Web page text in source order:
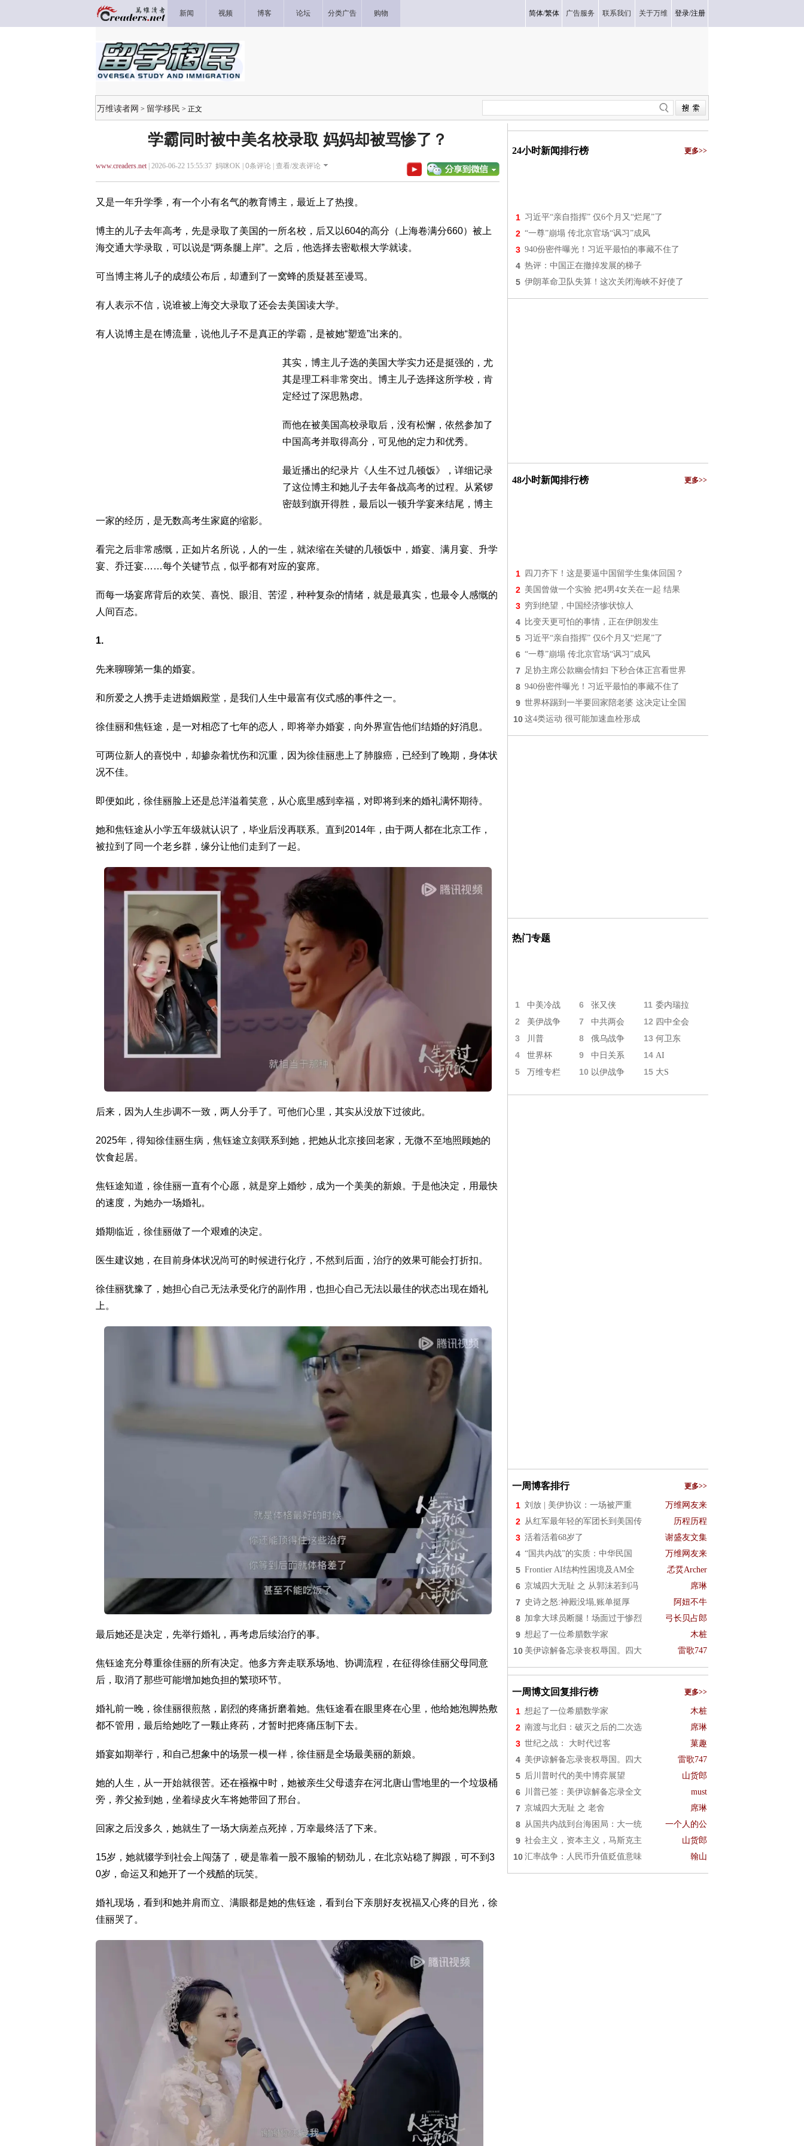
新闻 视频 博客 论坛 分类广告 购物 简体/繁体 广告服务 联系我们 关于万维 登录/注册
万维读者网 > 留学移民 > 正文
学霸同时被中美名校录取 妈妈却被骂惨了？
www.creaders.net| 2026-06-22 15:55:37 妈咪OK | 0条评论 | 查看/发表评论
又是一年升学季，有一个小有名气的教育博主，最近上了热搜。
博主的儿子去年高考，先是录取了美国的一所名校，后又以604的高分（上海卷满分660）被上
海交通大学录取，可以说是“两条腿上岸”。之后，他选择去密歇根大学就读。
可当博主将儿子的成绩公布后，却遭到了一窝蜂的质疑甚至谩骂。
有人表示不信，说谁被上海交大录取了还会去美国读大学。
有人说博主是在博流量，说他儿子不是真正的学霸，是被她“塑造”出来的。
其实，博主儿子选的美国大学实力还是挺强的，尤
其是理工科非常突出。博主儿子选择这所学校，肯
定经过了深思熟虑。
而他在被美国高校录取后，没有松懈，依然参加了
中国高考并取得高分，可见他的定力和优秀。
最近播出的纪录片《人生不过几顿饭》，详细记录
了这位博主和她儿子去年备战高考的过程。从紧锣
密鼓到旗开得胜，最后以一顿升学宴来结尾，博主
一家的经历，是无数高考生家庭的缩影。
看完之后非常感慨，正如片名所说，人的一生，就浓缩在关键的几顿饭中，婚宴、满月宴、升学
宴、乔迁宴……每个关键节点，似乎都有对应的宴席。
而每一场宴席背后的欢笑、喜悦、眼泪、苦涩，种种复杂的情绪，就是最真实，也最令人感慨的
人间百态。
1.
先来聊聊第一集的婚宴。
和所爱之人携手走进婚姻殿堂，是我们人生中最富有仪式感的事件之一。
徐佳丽和焦钰途，是一对相恋了七年的恋人，即将举办婚宴，向外界宣告他们结婚的好消息。
可两位新人的喜悦中，却掺杂着忧伤和沉重，因为徐佳丽患上了肺腺癌，已经到了晚期，身体状
况不佳。
即便如此，徐佳丽脸上还是总洋溢着笑意，从心底里感到幸福，对即将到来的婚礼满怀期待。
她和焦钰途从小学五年级就认识了，毕业后没再联系。直到2014年，由于两人都在北京工作，
被拉到了同一个老乡群，缘分让他们走到了一起。
后来，因为人生步调不一致，两人分手了。可他们心里，其实从没放下过彼此。
2025年，得知徐佳丽生病，焦钰途立刻联系到她，把她从北京接回老家，无微不至地照顾她的
饮食起居。
焦钰途知道，徐佳丽一直有个心愿，就是穿上婚纱，成为一个美美的新娘。于是他决定，用最快
的速度，为她办一场婚礼。
婚期临近，徐佳丽做了一个艰难的决定。
医生建议她，在目前身体状况尚可的时候进行化疗，不然到后面，治疗的效果可能会打折扣。
徐佳丽犹豫了，她担心自己无法承受化疗的副作用，也担心自己无法以最佳的状态出现在婚礼
上。
最后她还是决定，先举行婚礼，再考虑后续治疗的事。
焦钰途充分尊重徐佳丽的所有决定。他多方奔走联系场地、协调流程，在征得徐佳丽父母同意
后，取消了那些可能增加她负担的繁琐环节。
婚礼前一晚，徐佳丽很煎熬，剧烈的疼痛折磨着她。焦钰途看在眼里疼在心里，他给她泡脚热敷
都不管用，最后给她吃了一颗止疼药，才暂时把疼痛压制下去。
婚宴如期举行，和自己想象中的场景一模一样，徐佳丽是全场最美丽的新娘。
她的人生，从一开始就很苦。还在襁褓中时，她被亲生父母遗弃在河北唐山雪地里的一个垃圾桶
旁，养父捡到她，坐着绿皮火车将她带回了邢台。
回家之后没多久，她就生了一场大病差点死掉，万幸最终活了下来。
15岁，她就辍学到社会上闯荡了，硬是靠着一股不服输的韧劲儿，在北京站稳了脚跟，可不到3
0岁，命运又和她开了一个残酷的玩笑。
婚礼现场，看到和她并肩而立、满眼都是她的焦钰途，看到台下亲朋好友祝福又心疼的目光，徐
佳丽哭了。
24小时新闻排行榜 更多>>
1 习近平“亲自指挥” 仅6个月又“烂尾”了
2 “一尊”崩塌 传北京官场“讽习”成风
3 940份密件曝光！习近平最怕的事藏不住了
4 热评：中国正在撤掉发展的梯子
5 伊朗革命卫队失算！这次关闭海峡不好使了
48小时新闻排行榜 更多>>
1 四刀齐下！这是要逼中国留学生集体回国？
2 美国曾做一个实验 把4男4女关在一起 结果
3 穷到绝望，中国经济惨状惊人
4 比变天更可怕的事情，正在伊朗发生
5 习近平“亲自指挥” 仅6个月又“烂尾”了
6 “一尊”崩塌 传北京官场“讽习”成风
7 足协主席公款幽会情妇 下秒合体正宫看世界
8 940份密件曝光！习近平最怕的事藏不住了
9 世界杯踢到一半要回家陪老婆 这决定让全国
10 这4类运动 很可能加速血栓形成
热门专题
1 中美冷战 6 张又侠 11 委内瑞拉
2 美伊战争 7 中共两会 12 四中全会
3 川普 8 俄乌战争 13 何卫东
4 世界杯 9 中日关系 14 AI
5 万维专栏 10 以伊战争 15 大S
一周博客排行 更多>>
1 刘放 | 美伊协议：一场被严重 万维网友来
2 从红军最年轻的军团长到美国传 历程历程
3 活着活着68岁了 谢盛友文集
4 “国共内战”的实质：中华民国 万维网友来
5 Frontier AI结构性困境及AM全 孞烎Archer
6 京城四大无耻 之 从郭沫若到冯 席琳
7 史诗之怒:神殿没塌,账单挺厚 阿妞不牛
8 加拿大球员断腿！场面过于惨烈 弓长贝占郎
9 想起了一位希腊数学家 木桩
10 美伊谅解备忘录丧权辱国。四大 雷歌747
一周博文回复排行榜 更多>>
1 想起了一位希腊数学家 木桩
2 南渡与北归：破灭之后的二次选 席琳
3 世纪之战： 大时代过客 菓趣
4 美伊谅解备忘录丧权辱国。四大 雷歌747
5 后川普时代的美中博弈展望 山货郎
6 川普已签：美伊谅解备忘录全文 must
7 京城四大无耻 之 老舍 席琳
8 从国共内战到台海困局：大一统 一个人的公
9 社会主义，资本主义，马斯克主 山货郎
10 汇率战争：人民币升值贬值意味 翰山